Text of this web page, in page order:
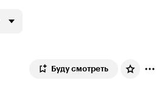
Буду смотреть